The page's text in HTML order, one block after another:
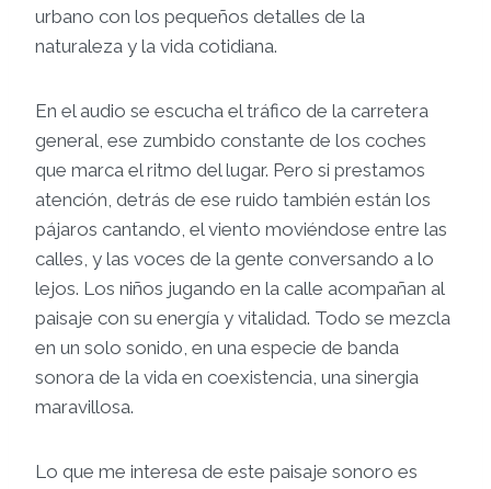
urbano con los pequeños detalles de la
naturaleza y la vida cotidiana.
En el audio se escucha el tráfico de la carretera
general, ese zumbido constante de los coches
que marca el ritmo del lugar. Pero si prestamos
atención, detrás de ese ruido también están los
pájaros cantando, el viento moviéndose entre las
calles, y las voces de la gente conversando a lo
lejos. Los niños jugando en la calle acompañan al
paisaje con su energía y vitalidad. Todo se mezcla
en un solo sonido, en una especie de banda
sonora de la vida en coexistencia, una sinergia
maravillosa.
Lo que me interesa de este paisaje sonoro es